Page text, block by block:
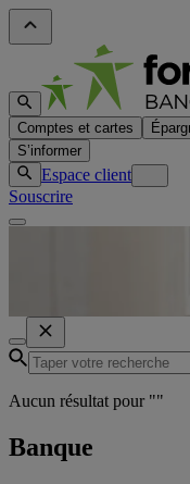
Comptes et cartes
S’informer
Espace client
Souscrire
Aucun résultat pour ""
Banque